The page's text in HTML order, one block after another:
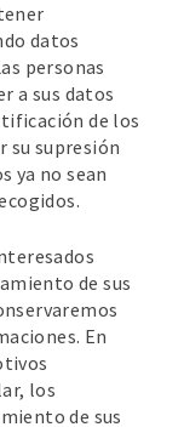
datos
personas
a sus datos
de los
su supresión
ya no sean
de sus
En
los
de sus